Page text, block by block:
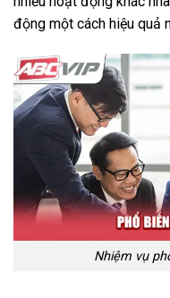
động một cách hiệu quả
Nhiệm vụ